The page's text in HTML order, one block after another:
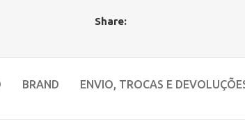
Share:
BRAND ENVIO, TROCAS E